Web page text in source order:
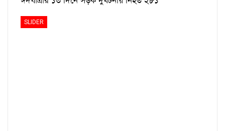
SLIDER